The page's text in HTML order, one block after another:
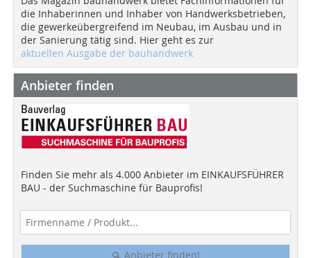
die Inhaberinnen und Inhaber von Handwerksbetrieben,
die gewerkeübergreifend im Neubau, im Ausbau und in
der Sanierung tätig sind. Hier geht es zur
aktuellen Ausgabe der bauhandwerk
Anbieter finden
Finden Sie mehr als 4.000 Anbieter im EINKAUFSFÜHRER
BAU - der Suchmaschine für Bauprofis!
Anbieter finden!